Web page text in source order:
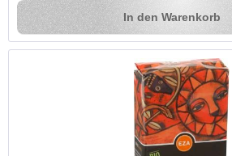
In den Warenkorb